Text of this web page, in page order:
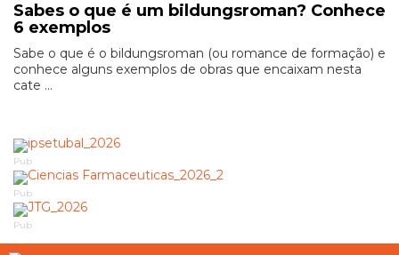
Sabes o que é um bildungsroman? Conhece
6 exemplos
Sabe o que é o bildungsroman (ou romance de formação) e
conhece alguns exemplos de obras que encaixam nesta
cate ...
Pub
Pub
Pub